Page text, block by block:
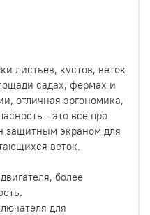
листьев, кустов, веток
садах, фермах и
отличная эргономика,
- это все про
защитным экраном для
веток.
более
для